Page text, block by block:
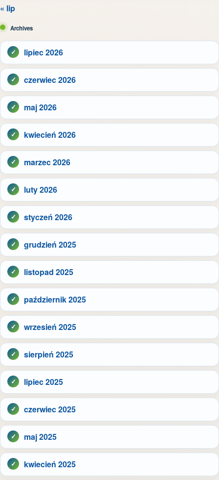
« lip
Archives
lipiec 2026
czerwiec 2026
maj 2026
kwiecień 2026
marzec 2026
luty 2026
styczeń 2026
grudzień 2025
listopad 2025
październik 2025
wrzesień 2025
sierpień 2025
lipiec 2025
czerwiec 2025
maj 2025
kwiecień 2025